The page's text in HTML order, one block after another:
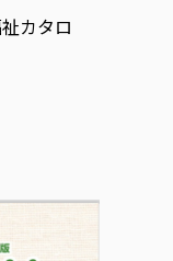
カタロ